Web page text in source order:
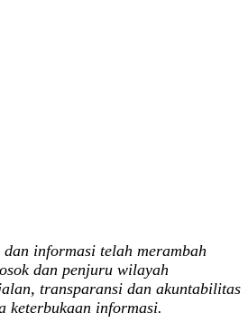
informasi telah merambah
dan penjuru wilayah
transparansi dan akuntabilitas
keterbukaan informasi.